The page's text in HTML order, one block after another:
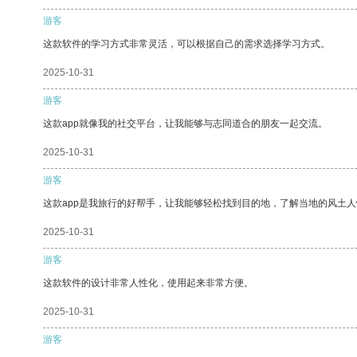
游客
这款软件的学习方式非常灵活，可以根据自己的需求选择学习方式。
2025-10-31
游客
这款app就像我的社交平台，让我能够与志同道合的朋友一起交流。
2025-10-31
游客
这款app是我旅行的好帮手，让我能够轻松找到目的地，了解当地的风土
2025-10-31
游客
这款软件的设计非常人性化，使用起来非常方便。
2025-10-31
游客